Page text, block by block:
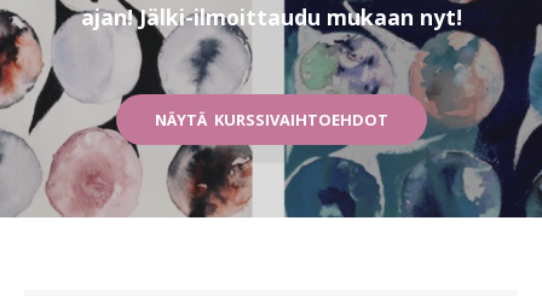
ajan! Jälki-ilmoittaudu mukaan nyt!
NÄYTÄ KURSSIVAIHTOEHDOT